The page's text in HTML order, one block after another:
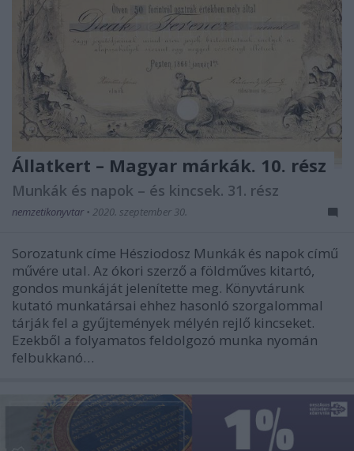
Állatkert – Magyar márkák. 10. rész
Munkák és napok – és kincsek. 31. rész
nemzetikonyvtar • 2020. szeptember 30.
Sorozatunk címe Hésziodosz Munkák és napok című
művére utal. Az ókori szerző a földműves kitartó,
gondos munkáját jelenítette meg. Könyvtárunk
kutató munkatársai ehhez hasonló szorgalommal
tárják fel a gyűjtemények mélyén rejlő kincseket.
Ezekből a folyamatos feldolgozó munka nyomán
felbukkanó…